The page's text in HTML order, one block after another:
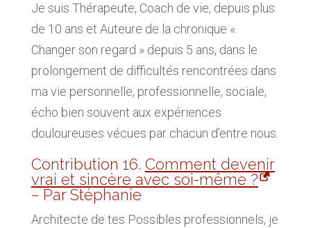
Je suis Thérapeute, Coach de vie, depuis plus
de 10 ans et Auteure de la chronique «
Changer son regard » depuis 5 ans, dans le
prolongement de difficultés rencontrées dans
ma vie personnelle, professionnelle, sociale,
écho bien souvent aux expériences
douloureuses vécues par chacun d’entre nous.
Contribution 16. Comment devenir
vrai et sincère avec soi-même ?
– Par Stéphanie
Architecte de tes Possibles professionnels, je